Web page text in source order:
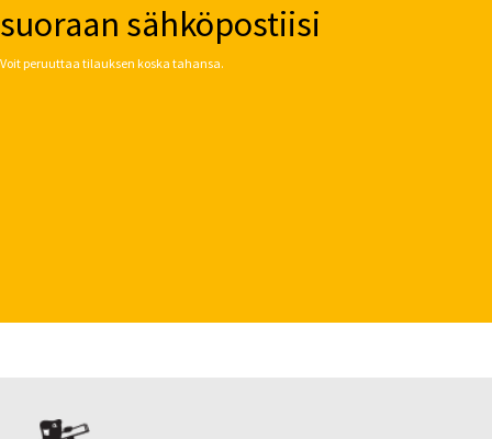
suoraan sähköpostiisi
Voit peruuttaa tilauksen koska tahansa.